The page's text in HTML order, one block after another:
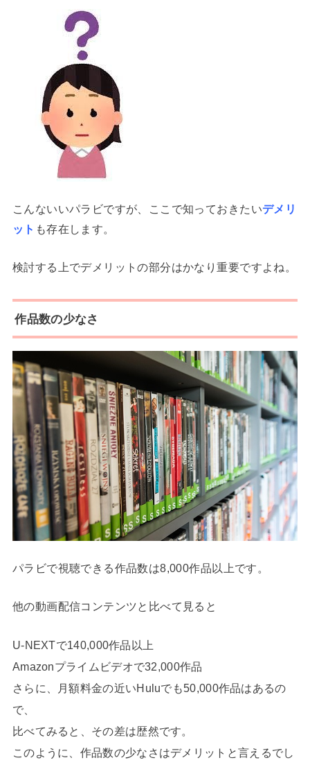
こんないいパラビですが、ここで知っておきたいデメリ
ット も存在します。
検討する上でデメリットの部分はかなり重要ですよね。
作品数の少なさ
パラビで視聴できる作品数は8,000作品以上です。
他の動画配信コンテンツと比べて見ると
U-NEXTで140,000作品以上
Amazonプライムビデオで32,000作品
さらに、月額料金の近いHuluでも50,000作品はあるの
で、
比べてみると、その差は歴然です。
このように、作品数の少なさはデメリットと言えるでし